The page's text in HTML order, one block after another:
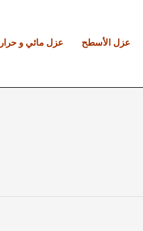
عزل الأسطح عزل مائي و